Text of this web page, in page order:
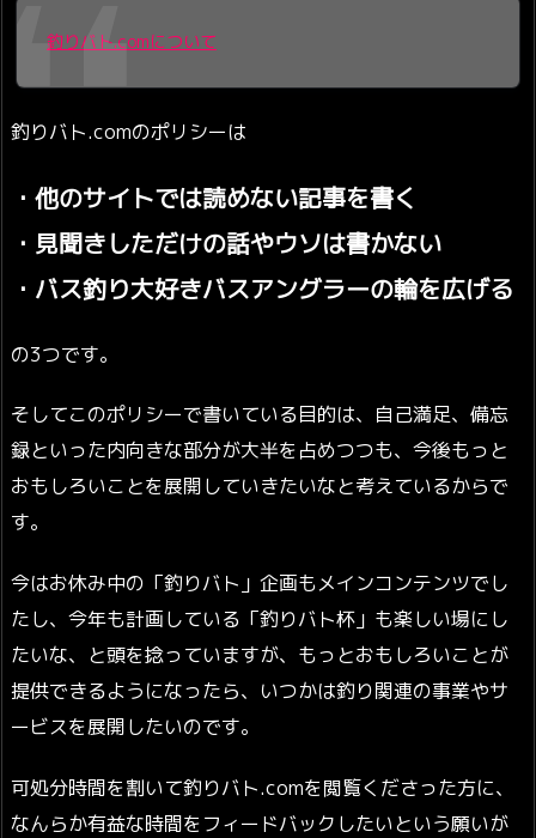
釣りバト.comについて
釣りバト.comのポリシーは
・他のサイトでは読めない記事を書く
・見聞きしただけの話やウソは書かない
・バス釣り大好きバスアングラーの輪を広げる
の3つです。
そしてこのポリシーで書いている目的は、自己満足、備忘
録といった内向きな部分が大半を占めつつも、今後もっと
おもしろいことを展開していきたいなと考えているからで
す。
今はお休み中の「釣りバト」企画もメインコンテンツでし
たし、今年も計画している「釣りバト杯」も楽しい場にし
たいな、と頭を捻っていますが、もっとおもしろいことが
提供できるようになったら、いつかは釣り関連の事業やサ
ービスを展開したいのです。
可処分時間を割いて釣りバト.comを閲覧くださった方に、
なんらか有益な時間をフィードバックしたいという願いが